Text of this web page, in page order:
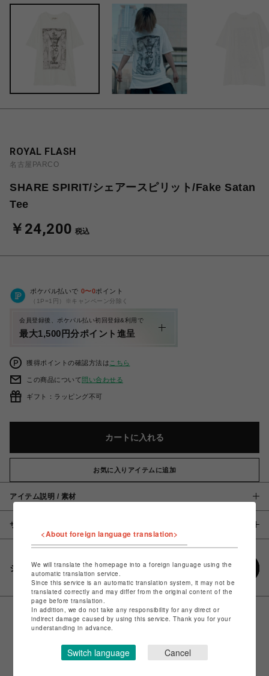
ROYAL FLASH
名古屋PARCO
SHARE SPIRIT/シェアースピリット/Fake Satan
Tee
￥24,200 税込
ポケパル払いで 0〜0ポイント
（1P=1円）※キャンペーン分除く
会員登録後、ポケパル払い初回登録&利用で
最大1,500円分ポイント進呈
獲得ポイントの確認方法は こちら
この商品について問い合わせる
ギフト：ラッピング不可
カートに入れる
お気に入りアイテムに追加
アイテム説明 / 素材
サイズ
シェアする
<About foreign language translation>
We will translate the homepage into a foreign language using the
automatic translation service.
Since this service is an automatic translation system, it may not be
translated correctly and may differ from the original content of the
page before translation.
In addition, we do not take any responsibility for any direct or
indirect damage caused by using this service. Thank you for your
understanding in advance.
Switch language Cancel